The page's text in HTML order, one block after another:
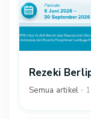
Rezeki
Semua artikel